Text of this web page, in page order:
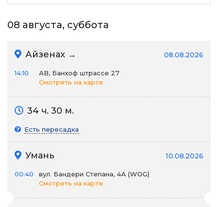
08 августа, суббота
Айзенах → 08.08.2026
14:10
АВ, Банхоф штрассе 27
Смотреть на карте
34 ч. 30 м.
Есть пересадка
Умань 10.08.2026
00:40
вул. Бандери Степана, 4A (WOG)
Смотреть на карте